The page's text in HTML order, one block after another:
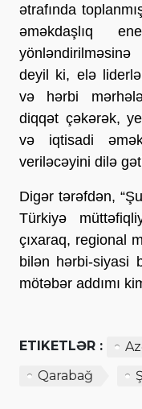
ətrafında
əməkdaşlıq
yönləndirilməsinə
deyil ki, elə
və hərbi
diqqət çəkərək,
və iqtisadi
veriləcəyini dilə
Digər tərəfdən,
Türkiyə
çıxaraq, regional
bilən hərbi-siyasi
mötəbər addımı
ETIKETLƏR :
Qarabağ